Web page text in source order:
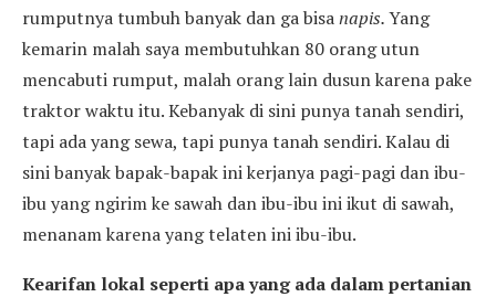
rumputnya tumbuh banyak dan ga bisanapis.Yang
kemarin malah saya membutuhkan 80 orang utun
mencabuti rumput, malah orang lain dusun karena pake
traktor waktu itu. Kebanyak di sini punya tanah sendiri,
tapi ada yang sewa, tapi punya tanah sendiri. Kalau di
sini banyak bapak-bapak ini kerjanya pagi-pagi dan ibu-
ibu yang ngirim ke sawah dan ibu-ibu ini ikut di sawah,
menanam karena yang telaten ini ibu-ibu.
Kearifan lokal seperti apa yang ada dalam pertanian